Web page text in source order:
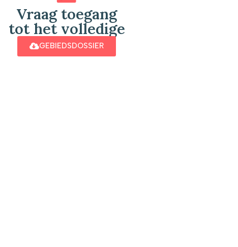
Vraag toegang
tot het volledige
GEBIEDSDOSSIER